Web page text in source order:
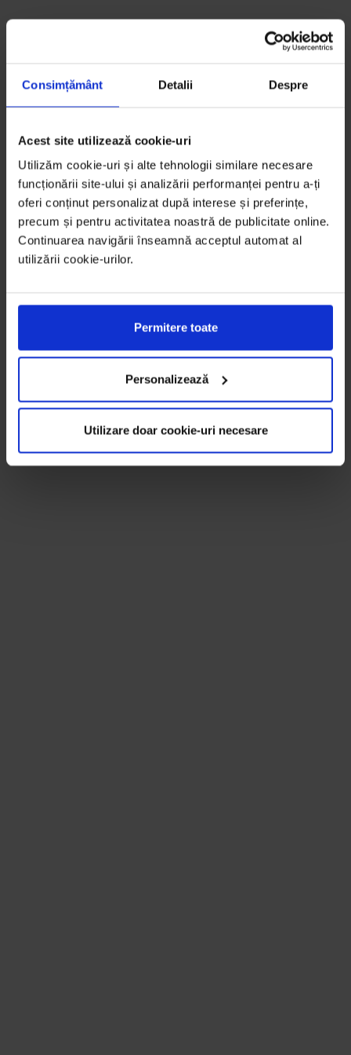
Consimțământ Detalii Despre
Acest site utilizează cookie-uri
Utilizăm cookie-uri și alte tehnologii similare necesare
funcționării site-ului și analizării performanței pentru a-ți
oferi conținut personalizat după interese și preferințe,
precum și pentru activitatea noastră de publicitate online.
Continuarea navigării înseamnă acceptul automat al
utilizării cookie-urilor.
Permitere toate
Personalizează
Utilizare doar cookie-uri necesare